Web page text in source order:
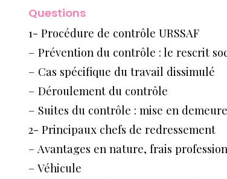
Questions
1- Procédure de contrôle URSSAF
– Prévention du contrôle : le rescrit
– Cas spécifique du travail dissimulé
– Déroulement du contrôle
– Suites du contrôle : mise en
2- Principaux chefs de redressement
– Avantages en nature, frais
– Véhicule